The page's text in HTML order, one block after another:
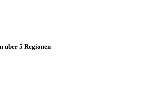
über 5 Regionen